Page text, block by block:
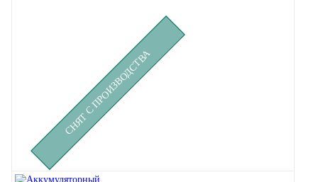
СНЯТ С ПРОИЗВОДСТВА